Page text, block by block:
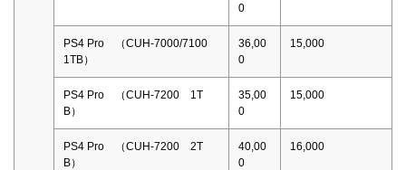
0
PS4 Pro （CUH-7000/7100
1TB）
36,00
0
15,000
PS4 Pro （CUH-7200 1T
B）
35,00
0
15,000
PS4 Pro （CUH-7200 2T
B）
40,00
0
16,000